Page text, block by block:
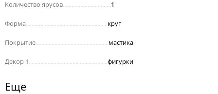
Количество ярусов 1
Форма круг
Покрытие мастика
Декор 1 фигурки
Еще